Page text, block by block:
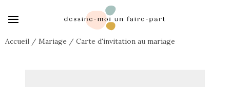
Accueil / Mariage / Carte d'invitation au mariage